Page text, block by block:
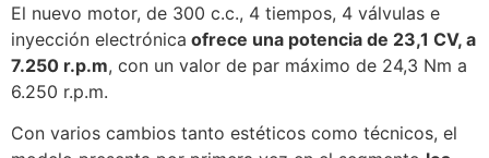
El nuevo motor, de 300 c.c., 4 tiempos, 4 válvulas e
inyección electrónica ofrece una potencia de 23,1 CV, a
7.250 r.p.m, con un valor de par máximo de 24,3 Nm a
6.250 r.p.m.
Con varios cambios tanto estéticos como técnicos, el